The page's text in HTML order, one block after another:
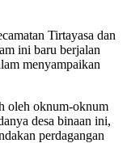
Tirtayasa dan
ini baru berjalan
menyampaikan
oleh oknum-oknum
desa binaan ini,
perdagangan